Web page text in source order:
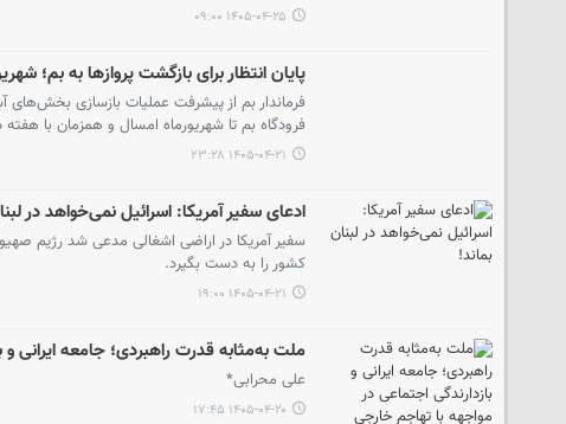
۱۴۰۵-۰۴-۲۵ ۰۹:۰۰
پایان انتظار برای بازگشت پروازها به بم؛
فرماندار بم از پیشرفت عملیات بازسازی بخش‌های
فرودگاه بم تا شهریورماه امسال و همزمان با
۱۴۰۵-۰۴-۲۱ ۲۳:۲۸
ادعای سفیر آمریکا: اسرائیل نمی‌خواهد در
سفیر آمریکا در اراضی اشغالی مدعی شد رژیم
کشور را به دست بگیرد.
۱۴۰۵-۰۴-۲۱ ۱۹:۰۰
ملت به‌مثابه قدرت راهبردی؛ جامعه ایرانی
علی محرابی*
۱۴۰۵-۰۴-۲۰ ۱۷:۴۵